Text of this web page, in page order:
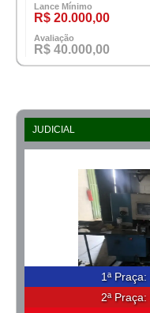
Lance Mínimo
R$ 20.000,00
Avaliação
R$ 40.000,00
JUDICIAL
1ª Praça:
2ª Praça: